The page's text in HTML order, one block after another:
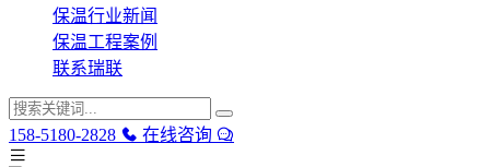
保温行业新闻
保温工程案例
联系瑞联
158-5180-2828 在线咨询